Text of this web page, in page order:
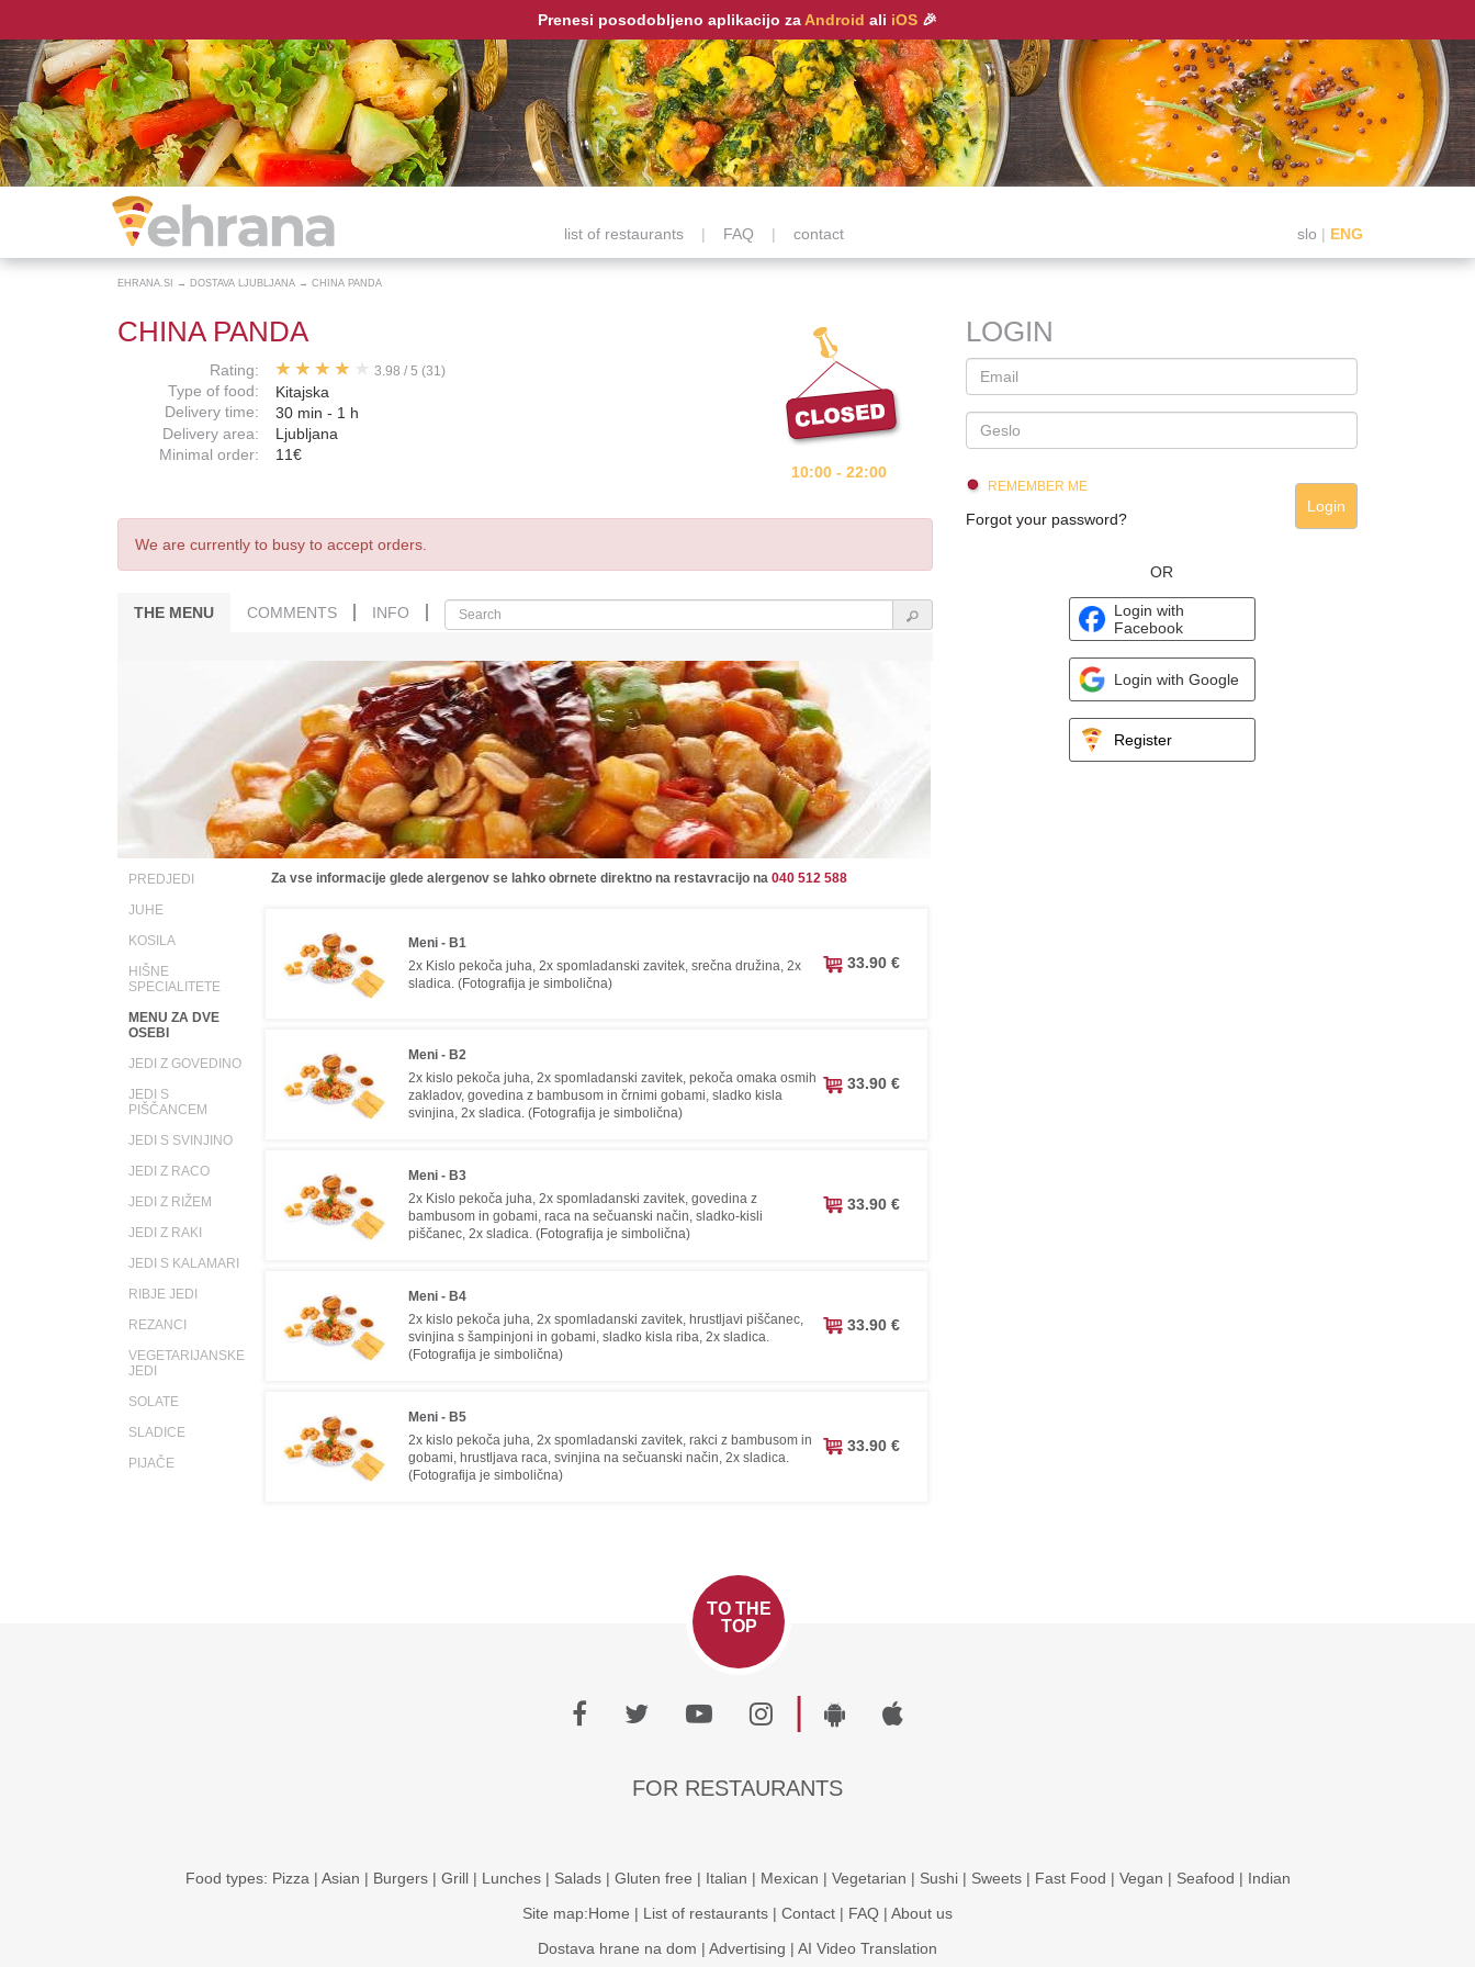
Prenesi posodobljeno aplikacijo za Android ali iOS 🎉
list of restaurants | FAQ | contact slo | ENG
EHRANA.SI → DOSTAVA LJUBLJANA → CHINA PANDA
10:00 - 22:00
CHINA PANDA
Rating:
Type of food:
Delivery time:
3.98 /5 (31)
Kitajska
30 min - 1 h
Delivery area:
Ljubljana
Minimal order:
11€
We are currently to busy to accept orders.
THE MENU COMMENTS INFO
PREDJEDI
JUHE
KOSILA
HIŠNE
SPECIALITETE
MENU ZA DVE
OSEBI
JEDI Z GOVEDINO
JEDI S
PIŠČANCEM
JEDI S SVINJINO
JEDI Z RACO
JEDI Z RIŽEM
JEDI Z RAKI
JEDI S KALAMARI
RIBJE JEDI
REZANCI
VEGETARIJANSKE
JEDI
SOLATE
SLADICE
PIJAČE
Za vse informacije glede alergenov se lahko obrnete direktno na restavracijo na 040 512 588
Meni - B1
2x Kislo pekoča juha, 2x spomladanski zavitek, srečna družina, 2x
sladica. (Fotografija je simbolična)
33.90 €
Meni - B2
2x kislo pekoča juha, 2x spomladanski zavitek, pekoča omaka osmih
zakladov, govedina z bambusom in črnimi gobami, sladko kisla
svinjina, 2x sladica. (Fotografija je simbolična)
33.90 €
Meni - B3
2x Kislo pekoča juha, 2x spomladanski zavitek, govedina z
bambusom in gobami, raca na sečuanski način, sladko-kisli
piščanec, 2x sladica. (Fotografija je simbolična)
33.90 €
Meni - B4
2x kislo pekoča juha, 2x spomladanski zavitek, hrustljavi piščanec,
svinjina s šampinjoni in gobami, sladko kisla riba, 2x sladica.
(Fotografija je simbolična)
33.90 €
Meni - B5
2x kislo pekoča juha, 2x spomladanski zavitek, rakci z bambusom in
gobami, hrustljava raca, svinjina na sečuanski način, 2x sladica.
(Fotografija je simbolična)
33.90 €
LOGIN
REMEMBER ME
Forgot your password?
Login
OR
Login with
Facebook
Login with Google
Register
TO THE
TOP
|
FOR RESTAURANTS
Food types: Pizza | Asian | Burgers| Grill| Lunches| Salads| Gluten free | Italian | Mexican | Vegetarian | Sushi| Sweets| Fast Food | Vegan | Seafood | Indian
Site map:Home | List of restaurants | Contact | FAQ | About us
Dostava hrane na dom | Advertising | AI Video Translation